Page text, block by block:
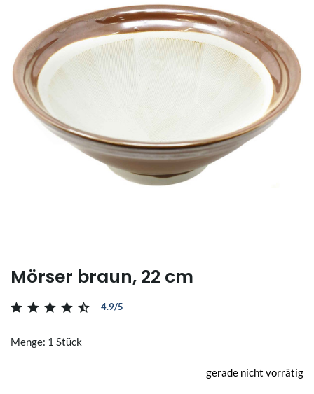
Mörser braun, 22 cm
4.9/5
Menge: 1 Stück
gerade nicht vorrätig